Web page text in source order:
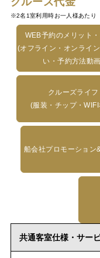
※2名1室利用時お一人様あたり
WEB予約のメリット
(オフライン・オンライ
い・予約方法動
クルーズライフ
(服装・チップ・
船会社プロモーション
共通客室仕様・サー